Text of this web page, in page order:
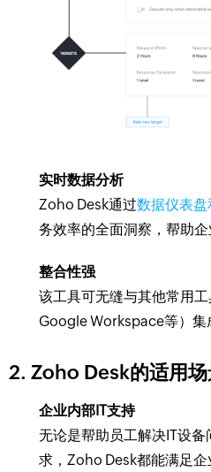
实时数据分析
Zoho Desk通过数据仪表
务效率的全面洞察，帮助企
整合性强
该工具可无缝与其他常用
Google Workspace等）集
2. Zoho Desk的适用
企业内部IT支持
无论是帮助员工解决IT设
求，Zoho Desk都能满足企